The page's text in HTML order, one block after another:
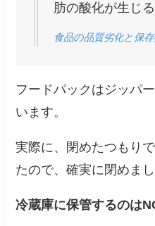
肪の酸化が生じ
食品の品質劣化と保
フードパックはジッパ
います。
実際に、閉めたつもり
たので、確実に閉めまし
冷蔵庫に保管するのは